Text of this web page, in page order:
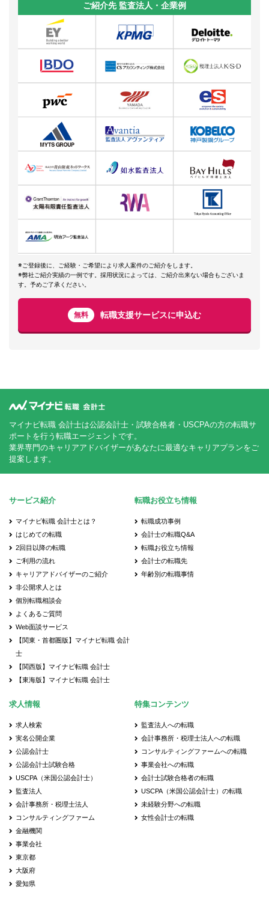
ご紹介先 監査法人・企業例
※ご登録後に、ご経験・ご希望により求人案件のご紹介をします。
※弊社ご紹介実績の一例です。採用状況によっては、ご紹介出来ない場合もございま
す。予めご了承ください。
無料 転職支援サービスに申込む
マイナビ転職 会計士は公認会計士・試験合格者・USCPAの方の転職サ
ポートを行う転職エージェントです。
業界専門のキャリアアドバイザーがあなたに最適なキャリアプランをご
提案します。
サービス紹介
マイナビ転職 会計士とは？
はじめての転職
2回目以降の転職
ご利用の流れ
キャリアアドバイザーのご紹介
非公開求人とは
個別転職相談会
よくあるご質問
Web面談サービス
【関東・首都圏版】マイナビ転職 会計
士
【関西版】マイナビ転職 会計士
【東海版】マイナビ転職 会計士
転職お役立ち情報
転職成功事例
会計士の転職Q&A
転職お役立ち情報
会計士の転職先
年齢別の転職事情
求人情報
求人検索
実名公開企業
公認会計士
公認会計士試験合格
USCPA（米国公認会計士）
監査法人
会計事務所・税理士法人
コンサルティングファーム
金融機関
事業会社
東京都
大阪府
愛知県
特集コンテンツ
監査法人への転職
会計事務所・税理士法人への転職
コンサルティングファームへの転職
事業会社への転職
会計士試験合格者の転職
USCPA（米国公認会計士）の転職
未経験分野への転職
女性会計士の転職